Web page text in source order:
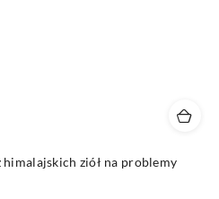
ziół na problemy